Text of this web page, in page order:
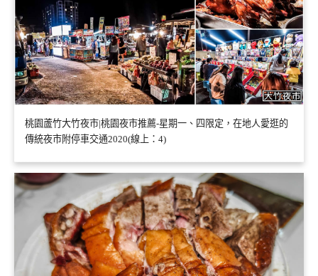
桃園蘆竹大竹夜市|桃園夜市推薦-星期一、四限定，在地人愛逛的
傳統夜市附停車交通2020(線上：4)